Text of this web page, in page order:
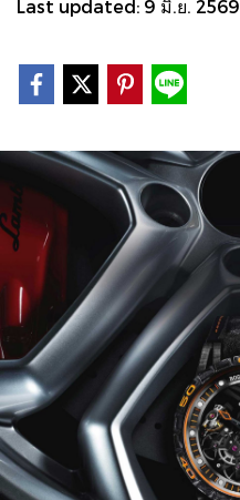
Last updated: 9 มิ.ย. 2569